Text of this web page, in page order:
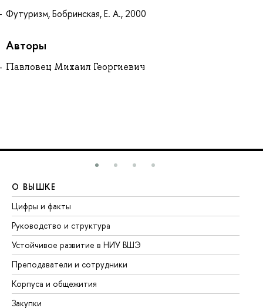
Футуризм, Бобринская, Е. А., 2000
Авторы
Павловец Михаил Георгиевич
О ВЫШКЕ
Цифры и факты
Руководство и структура
Устойчивое развитие в НИУ ВШЭ
Преподаватели и сотрудники
Корпуса и общежития
Закупки